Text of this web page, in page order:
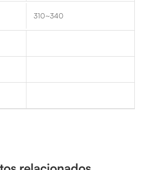
310~340